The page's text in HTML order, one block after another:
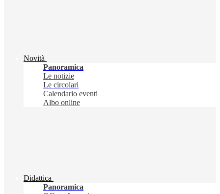
Novità
Panoramica
Le notizie
Le circolari
Calendario eventi
Albo online
Didattica
Panoramica